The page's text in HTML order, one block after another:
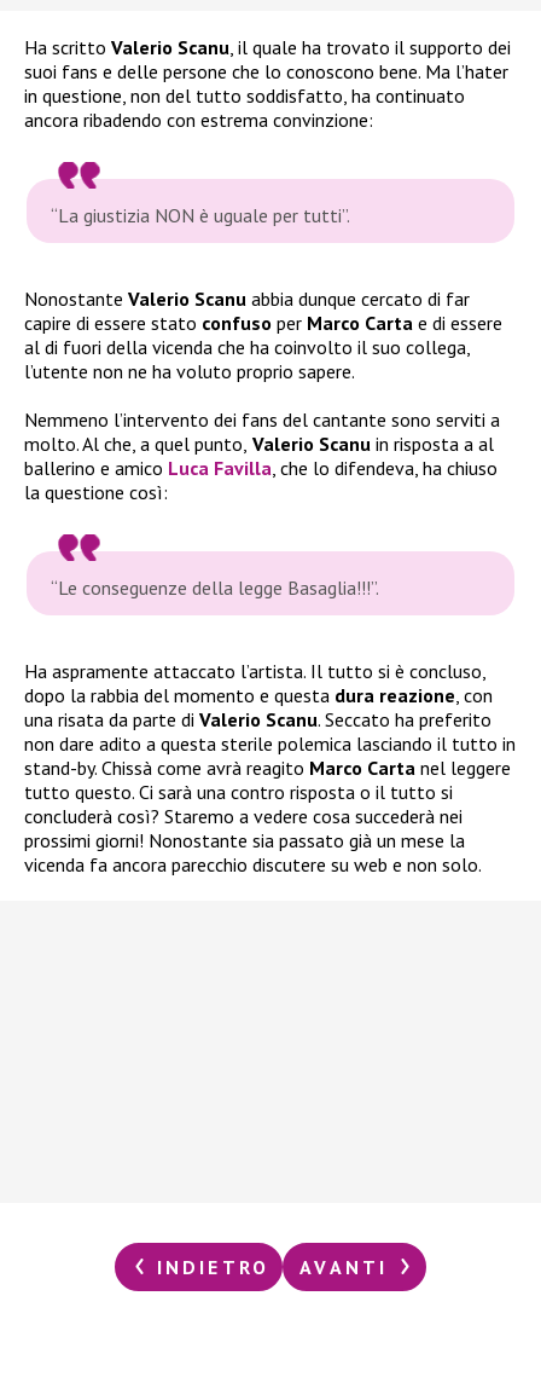
Ha scritto Valerio Scanu , il quale ha trovato il supporto dei
suoi fans e delle persone che lo conoscono bene. Ma l’hater
in questione, non del tutto soddisfatto, ha continuato
ancora ribadendo con estrema convinzione:
“La giustizia NON è uguale per tutti”.
Nonostante Valerio Scanu abbia dunque cercato di far
capire di essere stato confuso per Marco Carta e di essere
al di fuori della vicenda che ha coinvolto il suo collega,
l’utente non ne ha voluto proprio sapere.
Nemmeno l’intervento dei fans del cantante sono serviti a
molto. Al che, a quel punto, Valerio Scanu in risposta a al
ballerino e amico Luca Favilla , che lo difendeva, ha chiuso
la questione così:
“Le conseguenze della legge Basaglia!!!”.
Ha aspramente attaccato l’artista. Il tutto si è concluso,
dopo la rabbia del momento e questa dura reazione , con
una risata da parte di Valerio Scanu. Seccato ha preferito
non dare adito a questa sterile polemica lasciando il tutto in
stand-by. Chissà come avrà reagito Marco Carta nel leggere
tutto questo. Ci sarà una contro risposta o il tutto si
concluderà così? Staremo a vedere cosa succederà nei
prossimi giorni! Nonostante sia passato già un mese la
vicenda fa ancora parecchio discutere su web e non solo.
INDIETRO AVANTI